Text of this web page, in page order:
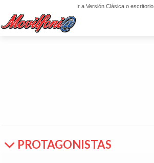
Ir a Versión Clásica o escritorio
PROTAGONISTAS